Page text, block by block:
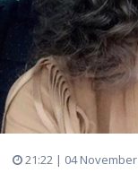
21:22 | 04